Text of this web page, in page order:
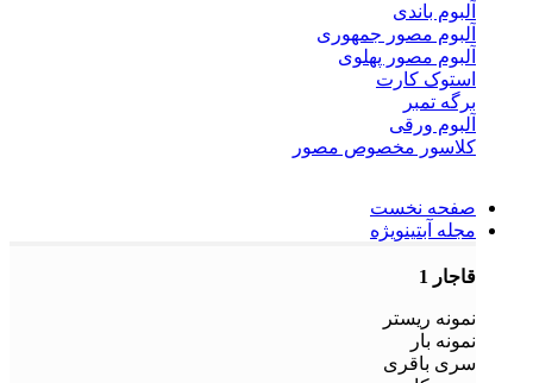
آلبوم باندی
آلبوم مصور جمهوری
آلبوم مصور پهلوی
استوک کارت
برگه تمبر
آلبوم ورقی
کلاسور مخصوص مصور
صفحه نخست
مجله آبتینویژه
قاجار 1
نمونه ریستر
نمونه بار
سری باقری